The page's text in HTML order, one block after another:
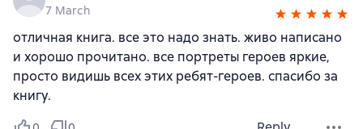
7 March
отличная книга. все это надо знать. живо написано
и хорошо прочитано. все портреты героев яркие,
просто видишь всех этих ребят-героев. спасибо за
книгу.